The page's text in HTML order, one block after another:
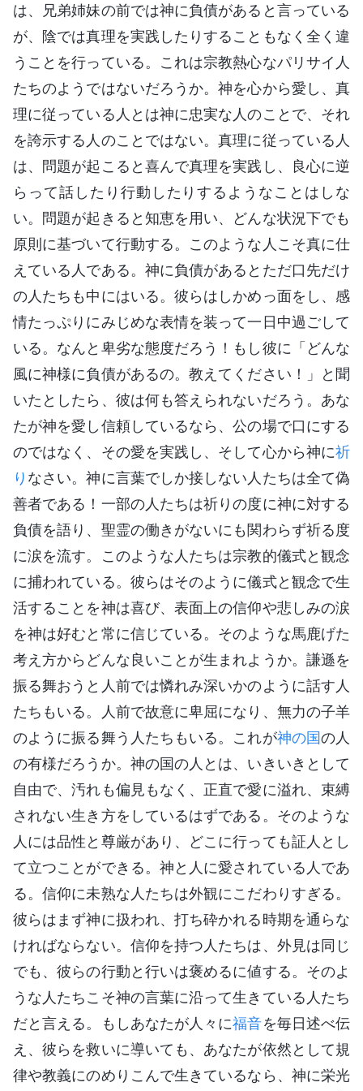
は、兄弟姉妹の前では神に負債があると言っている
が、陰では真理を実践したりすることもなく全く違
うことを行っている。これは宗教熱心なパリサイ人
たちのようではないだろうか。神を心から愛し、真
理に従っている人とは神に忠実な人のことで、それ
を誇示する人のことではない。真理に従っている人
は、問題が起こると喜んで真理を実践し、良心に逆
らって話したり行動したりするようなことはしな
い。問題が起きると知恵を用い、どんな状況下でも
原則に基づいて行動する。このような人こそ真に仕
えている人である。神に負債があるとただ口先だけ
の人たちも中にはいる。彼らはしかめっ面をし、感
情たっぷりにみじめな表情を装って一日中過ごして
いる。なんと卑劣な態度だろう！もし彼に「どんな
風に神様に負債があるの。教えてください！」と聞
いたとしたら、彼は何も答えられないだろう。あな
たが神を愛し信頼しているなら、公の場で口にする
のではなく、その愛を実践し、そして心から神に祈
り なさい。神に言葉でしか接しない人たちは全て偽
善者である！一部の人たちは祈りの度に神に対する
負債を語り、聖霊の働きがないにも関わらず祈る度
に涙を流す。このような人たちは宗教的儀式と観念
に捕われている。彼らはそのように儀式と観念で生
活することを神は喜び、表面上の信仰や悲しみの涙
を神は好むと常に信じている。そのような馬鹿げた
考え方からどんな良いことが生まれようか。謙遜を
振る舞おうと人前では憐れみ深いかのように話す人
たちもいる。人前で故意に卑屈になり、無力の子羊
のように振る舞う人たちもいる。これが神の国の人
の有様だろうか。神の国の人とは、いきいきとして
自由で、汚れも偏見もなく、正直で愛に溢れ、束縛
されない生き方をしているはずである。そのような
人には品性と尊厳があり、どこに行っても証人とし
て立つことができる。神と人に愛されている人であ
る。信仰に未熟な人たちは外観にこだわりすぎる。
彼らはまず神に扱われ、打ち砕かれる時期を通らな
ければならない。信仰を持つ人たちは、外見は同じ
でも、彼らの行動と行いは褒めるに値する。そのよ
うな人たちこそ神の言葉に沿って生きている人たち
だと言える。もしあなたが人々に福音を毎日述べ伝
え、彼らを救いに導いても、あなたが依然として規
律や教義にのめりこんで生きているなら、神に栄光